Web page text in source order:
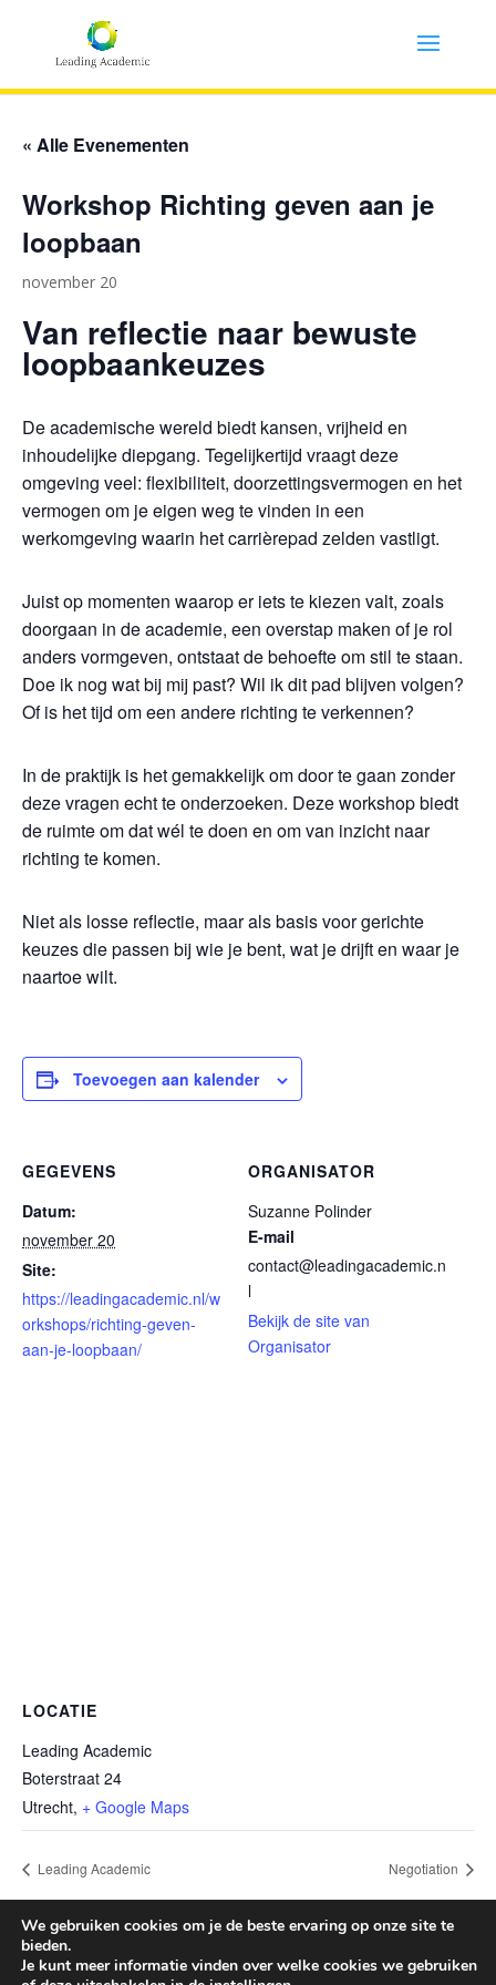
« Alle Evenementen
Workshop Richting geven aan je
loopbaan
november 20
Van reflectie naar bewuste
loopbaankeuzes
De academische wereld biedt kansen, vrijheid en
inhoudelijke diepgang. Tegelijkertijd vraagt deze
omgeving veel: flexibiliteit, doorzettingsvermogen en het
vermogen om je eigen weg te vinden in een
werkomgeving waarin het carrièrepad zelden vastligt.
Juist op momenten waarop er iets te kiezen valt, zoals
doorgaan in de academie, een overstap maken of je rol
anders vormgeven, ontstaat de behoefte om stil te staan.
Doe ik nog wat bij mij past? Wil ik dit pad blijven volgen?
Of is het tijd om een andere richting te verkennen?
In de praktijk is het gemakkelijk om door te gaan zonder
deze vragen echt te onderzoeken. Deze workshop biedt
de ruimte om dat wél te doen en om van inzicht naar
richting te komen.
Niet als losse reflectie, maar als basis voor gerichte
keuzes die passen bij wie je bent, wat je drijft en waar je
naartoe wilt.
Toevoegen aan kalender
GEGEVENS
Datum:
november 20
Site:
https://leadingacademic.nl/w
orkshops/richting-geven-
aan-je-loopbaan/
ORGANISATOR
Suzanne Polinder
E-mail
contact@leadingacademic.n
l
Bekijk de site van
Organisator
LOCATIE
Leading Academic
Boterstraat 24
Utrecht, + Google Maps
Leading Academic Negotiation
© 2026 Leading Academic
We gebruiken cookies om je de beste ervaring op onze site te
bieden.
Je kunt meer informatie vinden over welke cookies we gebruiken